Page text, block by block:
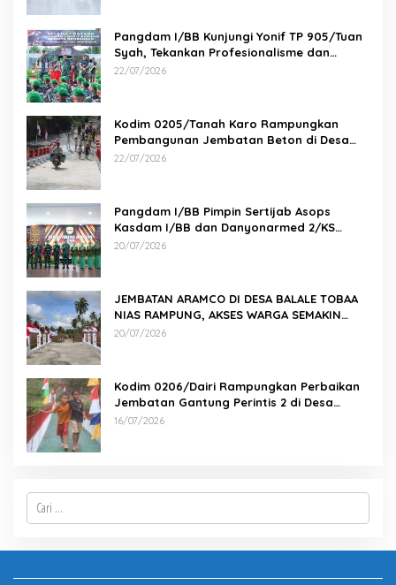
Pangdam I/BB Kunjungi Yonif TP 905/Tuan
Syah, Tekankan Profesionalisme dan
Kesiapan Prajurit
22/07/2026
Kodim 0205/Tanah Karo Rampungkan
Pembangunan Jembatan Beton di Desa
Pernantin
22/07/2026
Pangdam I/BB Pimpin Sertijab Asops
Kasdam I/BB dan Danyonarmed 2/KS
serta Tradisi Korps
20/07/2026
JEMBATAN ARAMCO DI DESA BALALE TOBAA
NIAS RAMPUNG, AKSES WARGA SEMAKIN
MUDAH
20/07/2026
Kodim 0206/Dairi Rampungkan Perbaikan
Jembatan Gantung Perintis 2 di Desa
Mbinalun, Pakpak Bharat
16/07/2026
Cari
untuk: